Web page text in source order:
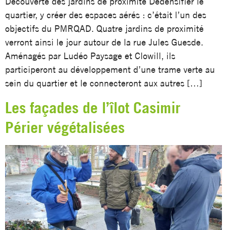
quartier, y créer des espaces aérés : c’était l’un des
objectifs du PMRQAD. Quatre jardins de proximité
verront ainsi le jour autour de la rue Jules Guesde.
Aménagés par Ludéo Paysage et Clowill, ils
participeront au développement d’une trame verte au
sein du quartier et le connecteront aux autres […]
Les façades de l’îlot Casimir
Périer végétalisées